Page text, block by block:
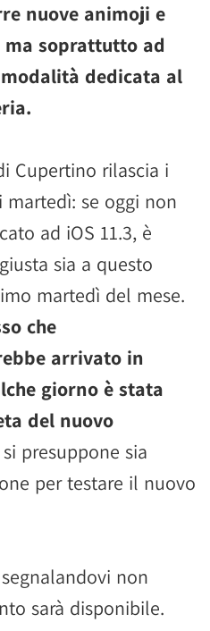
nuove animoji e
soprattutto ad
dedicata al
Cupertino rilascia i
se oggi non
ad iOS 11.3, è
sia a questo
martedì del mese.
che
arrivato in
giorno è stata
del nuovo
presuppone sia
per testare il nuovo
non
sarà disponibile.